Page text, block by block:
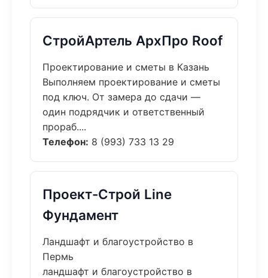
СтройАртель АрхПро Roof
Проектирование и сметы в Казань
Выполняем проектирование и сметы
под ключ. От замера до сдачи —
один подрядчик и ответственный
прораб....
Телефон: 8 (993) 733 13 29
Проект-Строй Line
Фундамент
Ландшафт и благоустройство в
Пермь
ландшафт и благоустройство в